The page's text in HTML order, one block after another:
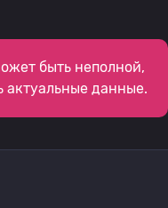
быть неполной,
данные.